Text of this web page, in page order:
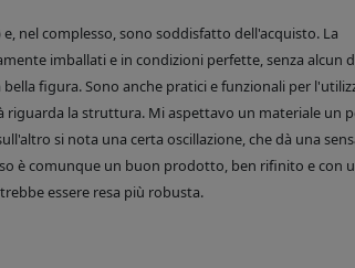
nel complesso, sono soddisfatto dell'acquisto. La
imballati e in condizioni perfette, senza alcun
figura. Sono anche pratici e funzionali per
riguarda la struttura. Mi aspettavo un materiale un
si nota una certa oscillazione, che dà una
è comunque un buon prodotto, ben rifinito e con
essere resa più robusta.